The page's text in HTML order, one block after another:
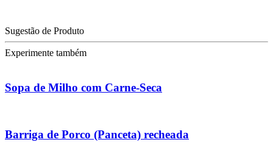
Sugestão de Produto
Experimente também
Sopa de Milho com Carne-Seca
Barriga de Porco (Panceta) recheada